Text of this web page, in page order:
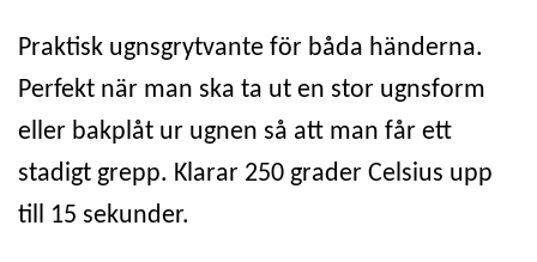
Praktisk ugnsgrytvante för båda händerna.
Perfekt när man ska ta ut en stor ugnsform
eller bakplåt ur ugnen så att man får ett
stadigt grepp. Klarar 250 grader Celsius upp
till 15 sekunder.